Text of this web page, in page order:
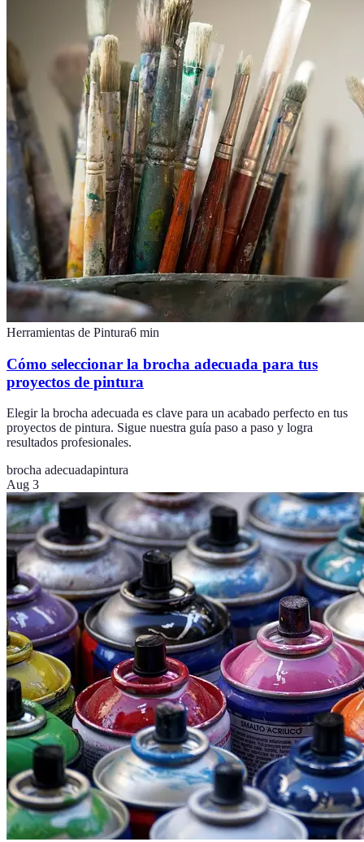
Herramientas de Pintura6 min
Cómo seleccionar la brocha adecuada para tus
proyectos de pintura
Elegir la brocha adecuada es clave para un acabado perfecto en tus
proyectos de pintura. Sigue nuestra guía paso a paso y logra
resultados profesionales.
brocha adecuadapintura
Aug 3